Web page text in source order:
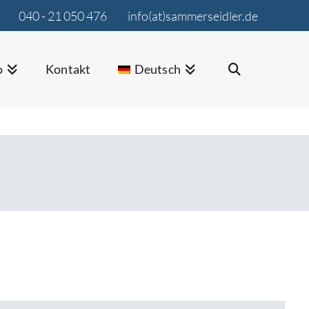
040 - 21 050 476 info(at)sammerseidler.de
Kontakt Deutsch